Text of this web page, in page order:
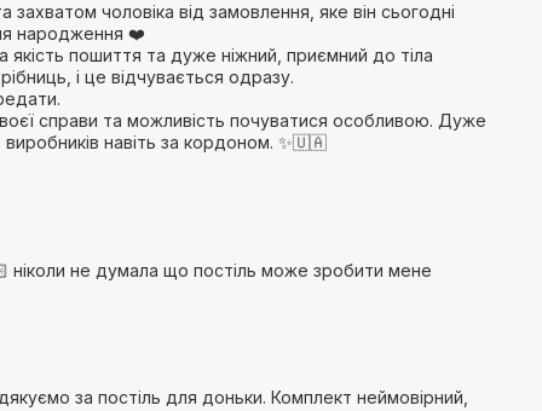
чоловіка від замовлення, яке він сьогодні
народження ❤️
пошиття та дуже ніжний, приємний до тіла
і це відчувається одразу.
справи та можливість почуватися особливою. Дуже
виробників навіть за кордоном. ✨🇺🇦
ніколи не думала що постіль може зробити мене
за постіль для доньки. Комплект неймовірний,